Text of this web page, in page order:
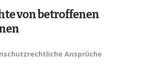
von betroffenen
Ansprüche